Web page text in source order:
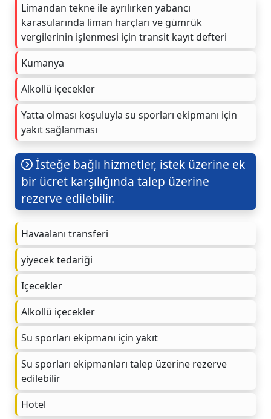
Limandan tekne ile ayrılırken yabancı
karasularında liman harçları ve gümrük
vergilerinin işlenmesi için transit kayıt defteri
Kumanya
Alkollü içecekler
Yatta olması koşuluyla su sporları ekipmanı için
yakıt sağlanması
İsteğe bağlı hizmetler, istek üzerine ek
bir ücret karşılığında talep üzerine
rezerve edilebilir.
Havaalanı transferi
yiyecek tedariği
Içecekler
Alkollü içecekler
Su sporları ekipmanı için yakıt
Su sporları ekipmanları talep üzerine rezerve
edilebilir
Hotel